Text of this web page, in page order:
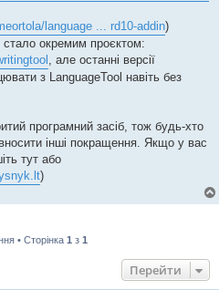
language ... rd10-addin)
окремим проєктом:
, але останні версії
з LanguageTool навіть без
програмний засіб, тож будь-хто
інші покращення. Якщо у вас
тут або
)
• Сторінка 1 з 1
Перейти